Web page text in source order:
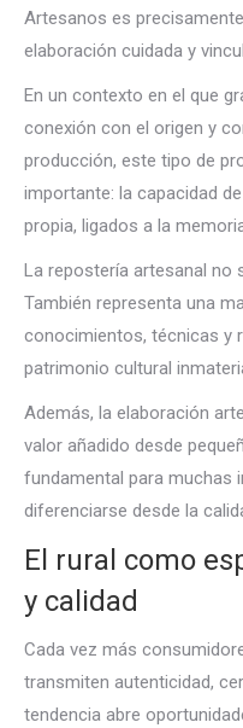
Artesanos es
elaboración cuidada y
En un contexto en el que
conexión con el origen y
producción, este tipo de
importante: la capacidad
propia, ligados a la
La repostería artesanal no
También representa una
conocimientos, técnicas y
patrimonio cultural
Además, la elaboración
valor añadido desde
fundamental para muchas
diferenciarse desde la
El rural como
y calidad
Cada vez más
transmiten autenticidad,
tendencia abre